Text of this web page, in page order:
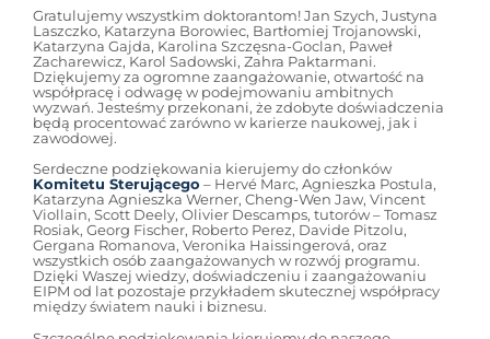
Gratulujemy wszystkim doktorantom! Jan Szych, Justyna
Laszczko, Katarzyna Borowiec, Bartłomiej Trojanowski,
Katarzyna Gajda, Karolina Szczęsna-Goclan, Paweł
Zacharewicz, Karol Sadowski, Zahra Paktarmani.
Dziękujemy za ogromne zaangażowanie, otwartość na
współpracę i odwagę w podejmowaniu ambitnych
wyzwań. Jesteśmy przekonani, że zdobyte doświadczenia
będą procentować zarówno w karierze naukowej, jak i
zawodowej.
Serdeczne podziękowania kierujemy do członków
Komitetu Sterującego – Hervé Marc, Agnieszka Postula,
Katarzyna Agnieszka Werner, Cheng-Wen Jaw, Vincent
Viollain, Scott Deely, Olivier Descamps, tutorów – Tomasz
Rosiak, Georg Fischer, Roberto Perez, Davide Pitzolu,
Gergana Romanova, Veronika Haissingerová, oraz
wszystkich osób zaangażowanych w rozwój programu.
Dzięki Waszej wiedzy, doświadczeniu i zaangażowaniu
EIPM od lat pozostaje przykładem skutecznej współpracy
między światem nauki i biznesu.